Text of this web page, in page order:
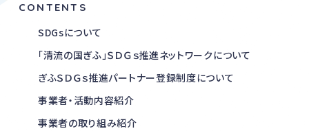
CONTENTS
SDGsについて
「清流の国ぎふ」ＳＤＧｓ推進ネットワークについて
ぎふＳＤＧｓ推進パートナー登録制度について
事業者・活動内容紹介
事業者の取り組み紹介